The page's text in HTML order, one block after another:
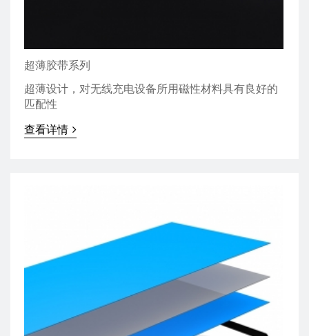
超薄胶带系列
超薄设计，对无线充电设备所用磁性材料具有良好的
匹配性
查看详情